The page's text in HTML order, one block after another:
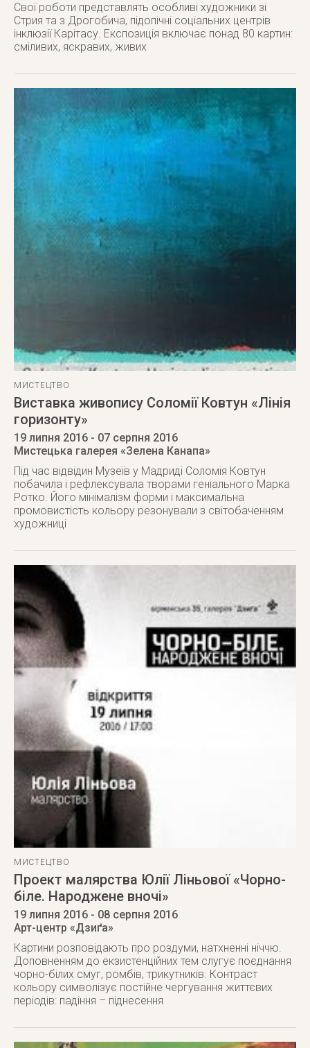
Свої роботи представлять особливі художники зі
Стрия та з Дрогобича, підопічні соціальних центрів
інклюзії Карітасу. Експозиція включає понад 80 картин:
сміливих, яскравих, живих
МИСТЕЦТВО
Виставка живопису Соломії Ковтун «Лінія
горизонту»
19 липня 2016 - 07 серпня 2016
Мистецька галерея «Зелена Канапа»
Під час відвідин Музеїв у Мадриді Соломія Ковтун
побачила і рефлексувала творами геніального Марка
Ротко. Його мінімалізм форми і максимальна
промовистість кольору резонували з світобаченням
художниці
МИСТЕЦТВО
Проект малярства Юлії Ліньової «Чорно-
біле. Народжене вночі»
19 липня 2016 - 08 серпня 2016
Арт-центр «Дзиґа»
Картини розповідають про роздуми, натхненні ніччю.
Доповненням до екзистенційних тем слугує поєднання
чорно-білих смуг, ромбів, трикутників. Контраст
кольору символізує постійне чергування життєвих
періодів: падіння – піднесення